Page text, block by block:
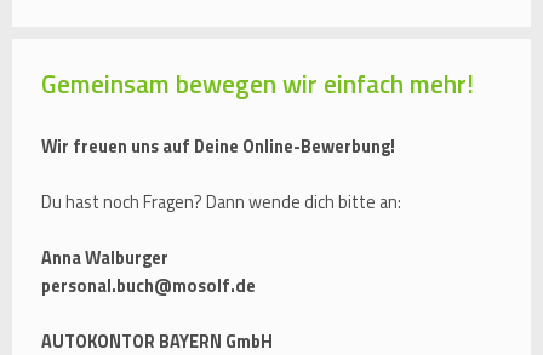
Gemeinsam bewegen wir einfach mehr!
Wir freuen uns auf Deine Online-Bewerbung!
Du hast noch Fragen? Dann wende dich bitte an:
Anna Walburger
personal.buch@mosolf.de
AUTOKONTOR BAYERN GmbH